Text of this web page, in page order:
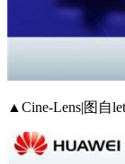
▲Cine-Lens|图自